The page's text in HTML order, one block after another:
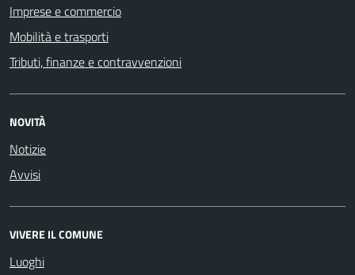
Imprese e commercio
Mobilità e trasporti
Tributi, finanze e contravvenzioni
NOVITÀ
Notizie
Avvisi
VIVERE IL COMUNE
Luoghi